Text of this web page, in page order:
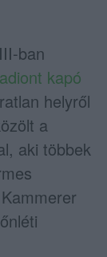
ban
kapó
helyről
a
aki többek